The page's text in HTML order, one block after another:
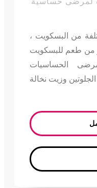
من البسكويت ،
من طعم للبسكويت
الحساسيات
وزيت نخالة